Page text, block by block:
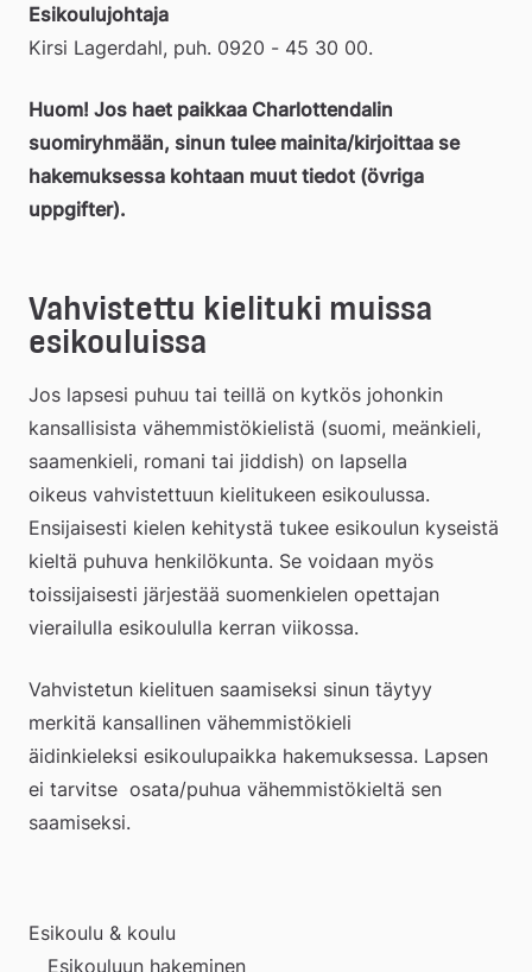
webbplats
Esikoulujohtaja
Kirsi Lagerdahl, puh. 0920 - 45 30 00.
Huom! Jos haet paikkaa Charlottendalin
suomiryhmään, sinun tulee mainita/kirjoittaa se
hakemuksessa kohtaan muut tiedot (övriga
uppgifter).
Vahvistettu kielituki muissa
esikouluissa
Jos lapsesi puhuu tai teillä on kytkös johonkin
kansallisista vähemmistökielistä (suomi, meänkieli,
saamenkieli, romani tai jiddish) on lapsella
oikeus vahvistettuun kielitukeen esikoulussa.
Ensijaisesti kielen kehitystä tukee esikoulun kyseistä
kieltä puhuva henkilökunta. Se voidaan myös
toissijaisesti järjestää suomenkielen opettajan
vierailulla esikoululla kerran viikossa.
Vahvistetun kielituen saamiseksi sinun täytyy
merkitä kansallinen vähemmistökieli
äidinkieleksi esikoulupaikka hakemuksessa. Lapsen
ei tarvitse  osata/puhua vähemmistökieltä sen
saamiseksi.
Esikoulu & koulu
Esikouluun hakeminen